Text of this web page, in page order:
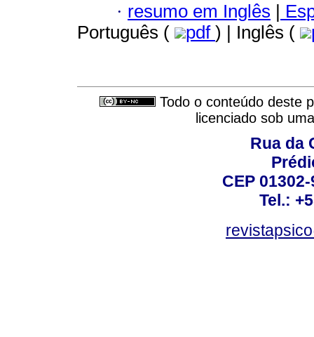
· resumo em Inglês |
Português (
pdf ) | Inglês (
Todo o conteúdo deste
licenciado sob
Rua da
CEP
Tel.: